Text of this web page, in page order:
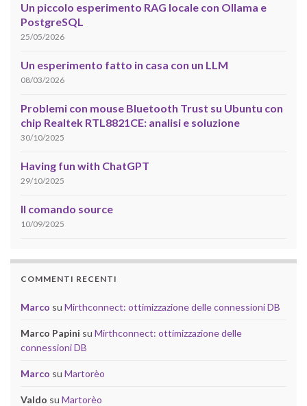
Un piccolo esperimento RAG locale con Ollama e
PostgreSQL
25/05/2026
Un esperimento fatto in casa con un LLM
08/03/2026
Problemi con mouse Bluetooth Trust su Ubuntu con
chip Realtek RTL8821CE: analisi e soluzione
30/10/2025
Having fun with ChatGPT
29/10/2025
Il comando source
10/09/2025
COMMENTI RECENTI
Marco su Mirthconnect: ottimizzazione delle connessioni DB
Marco Papini su Mirthconnect: ottimizzazione delle
connessioni DB
Marco su Martorèo
Valdo su Martorèo